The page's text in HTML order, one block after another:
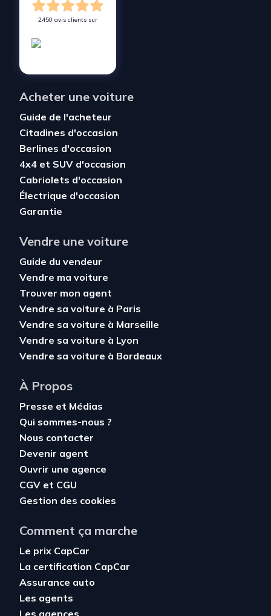
2450 avis clients sur
Acheter une voiture
Guide de l'acheteur
Citadines d'occasion
Berlines d'occasion
4x4 et SUV d'occasion
Cabriolets d'occasion
Électrique d'occasion
Garantie
Vendre une voiture
Guide du vendeur
Vendre ma voiture
Trouver mon agent
Vendre sa voiture à Paris
Vendre sa voiture à Marseille
Vendre sa voiture à Lyon
Vendre sa voiture à Bordeaux
À Propos
Presse et Médias
Qui sommes-nous ?
Nous contacter
Devenir agent
Ouvrir une agence
CGV et CGU
Gestion des cookies
Comment ça marche
Le prix CapCar
La certification CapCar
Assurance auto
Les agents
Les agences